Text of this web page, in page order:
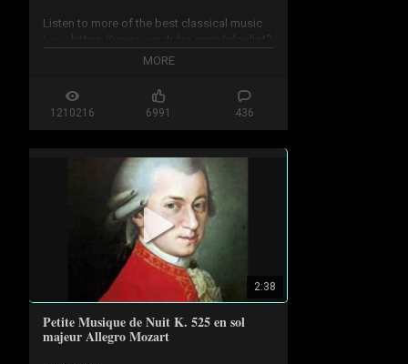
Listen to more of the best classical music
https://www.youtube.com/playlist?
https://www.youtube.com/@ClassicalM.
Follow Classical Music Only on our official
website and social media platforms:
https://www.facebook.com/ClassicalM...
https://www.instagram.com/Classical...
https://x.com/ClassicalMuOnly
https://www.classicalmusiconly.com
#JSBach #Bach #MinuetAndBadinerie
MORE
1210216 6991 436
2:38
Petite Musique de Nuit K. 525 en sol
majeur Allegro Mozart